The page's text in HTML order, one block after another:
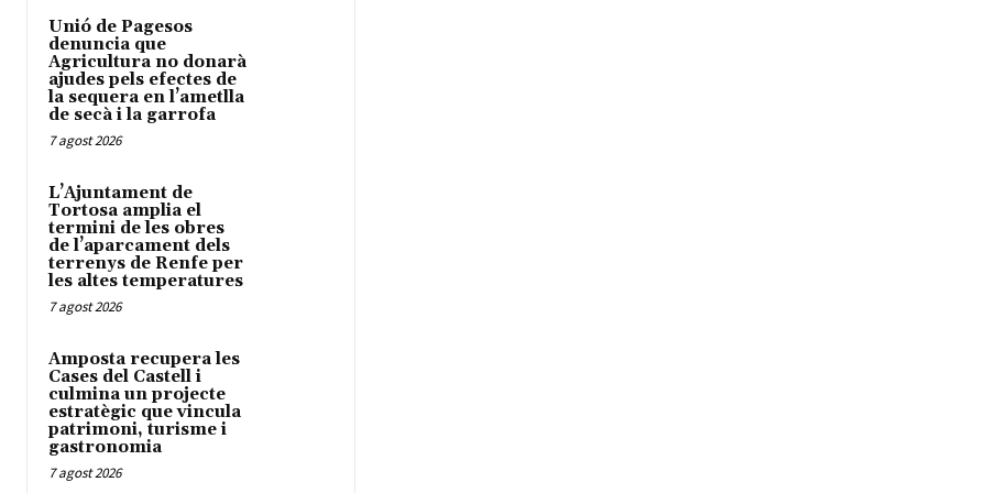
Unió de Pagesos
denuncia que
Agricultura no donarà
ajudes pels efectes de
la sequera en l’ametlla
de secà i la garrofa
7 agost 2026
L’Ajuntament de
Tortosa amplia el
termini de les obres
de l’aparcament dels
terrenys de Renfe per
les altes temperatures
7 agost 2026
Amposta recupera les
Cases del Castell i
culmina un projecte
estratègic que vincula
patrimoni, turisme i
gastronomia
7 agost 2026